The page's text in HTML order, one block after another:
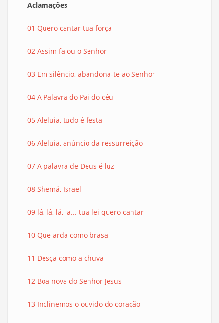
Aclamações
01 Quero cantar tua força
02 Assim falou o Senhor
03 Em silêncio, abandona-te ao Senhor
04 A Palavra do Pai do céu
05 Aleluia, tudo é festa
06 Aleluia, anúncio da ressurreição
07 A palavra de Deus é luz
08 Shemá, Israel
09 lá, lá, lá, ia... tua lei quero cantar
10 Que arda como brasa
11 Desça como a chuva
12 Boa nova do Senhor Jesus
13 Inclinemos o ouvido do coração